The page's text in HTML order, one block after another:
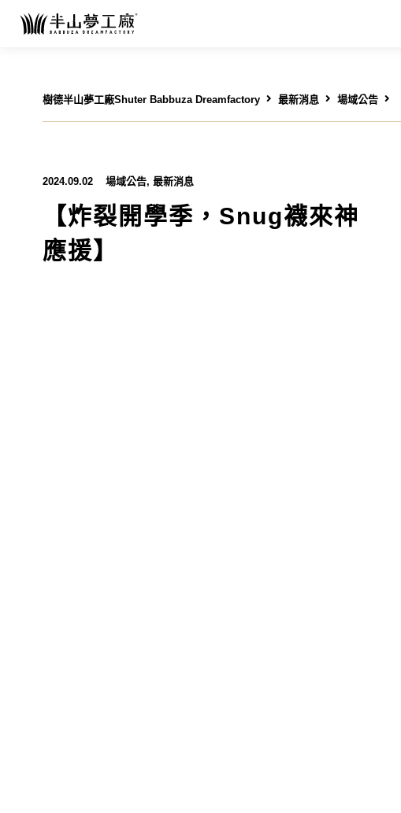
樹德半山夢工廠Shuter Babbuza Dreamfactory 最新消息 場域公告
2024.09.02 場域公告, 最新消息
【炸裂開學季，Snug襪來神
應援】